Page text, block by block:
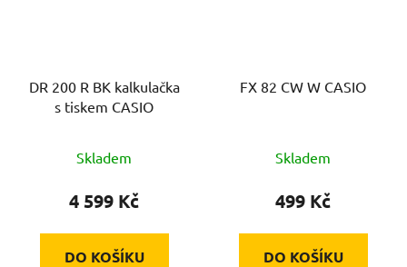
DR 200 R BK kalkulačka
s tiskem CASIO
Skladem
4 599 Kč
DO KOŠÍKU
FX 82 CW W CASIO
Skladem
499 Kč
DO KOŠÍKU